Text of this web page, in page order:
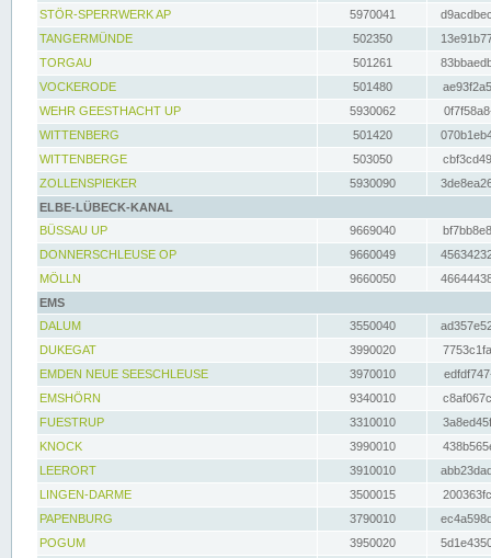
STÖR-SPERRWERK AP 5970041
TANGERMÜNDE
502350
TORGAU
501261
VOCKERODE
501480
WEHR GEESTHACHT UP
5930062
WITTENBERG
501420
WITTENBERGE
503050
ZOLLENSPIEKER
5930090
ELBE-LÜBECK-KANAL
BÜSSAU UP
9669040
DONNERSCHLEUSE OP
9660049
MÖLLN
9660050
EMS
DALUM
3550040
DUKEGAT
3990020
EMDEN NEUE SEESCHLEUSE
3970010
EMSHÖRN
9340010
FUESTRUP
3310010
KNOCK
3990010
LEERORT
3910010
LINGEN-DARME
3500015
PAPENBURG
3790010
POGUM
3950020